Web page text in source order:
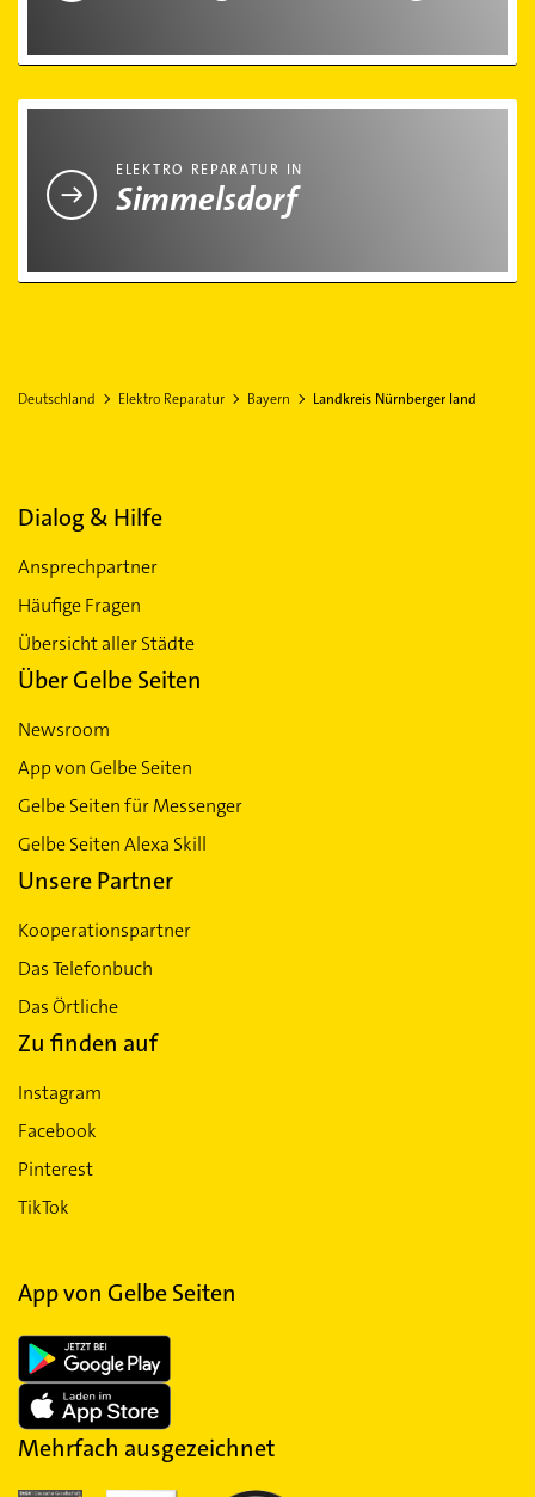
ELEKTRO REPARATUR IN
Simmelsdorf
Deutschland Elektro Reparatur Bayern Landkreis Nürnberger land
Dialog & Hilfe
Ansprechpartner
Häufige Fragen
Übersicht aller Städte
Über Gelbe Seiten
Newsroom
App von Gelbe Seiten
Gelbe Seiten für Messenger
Gelbe Seiten Alexa Skill
Unsere Partner
Kooperationspartner
Das Telefonbuch
Das Örtliche
Zu finden auf
Instagram
Facebook
Pinterest
TikTok
App von Gelbe Seiten
Mehrfach ausgezeichnet